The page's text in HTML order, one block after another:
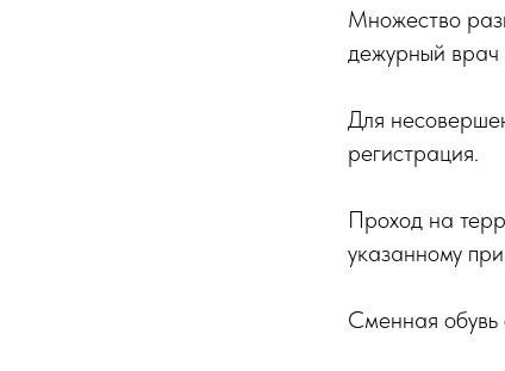
Множество
дежурный врач
Для
регистрация.
Проход на
указанному
Сменная обувь